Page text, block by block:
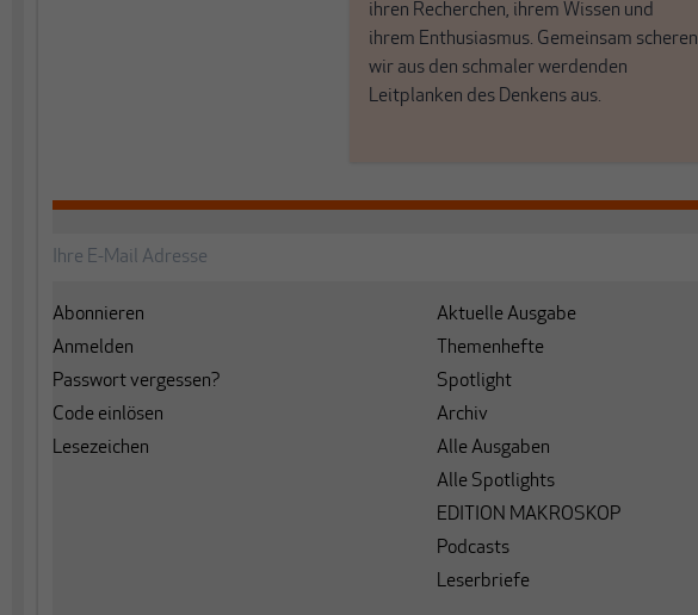
ihren Recherchen, ihrem Wissen und
ihrem Enthusiasmus. Gemeinsam scheren
wir aus den schmaler werdenden
Leitplanken des Denkens aus.
Abonnieren
Anmelden
Passwort vergessen?
Code einlösen
Lesezeichen
Aktuelle Ausgabe
Themenhefte
Spotlight
Archiv
Alle Ausgaben
Alle Spotlights
EDITION MAKROSKOP
Podcasts
Leserbriefe